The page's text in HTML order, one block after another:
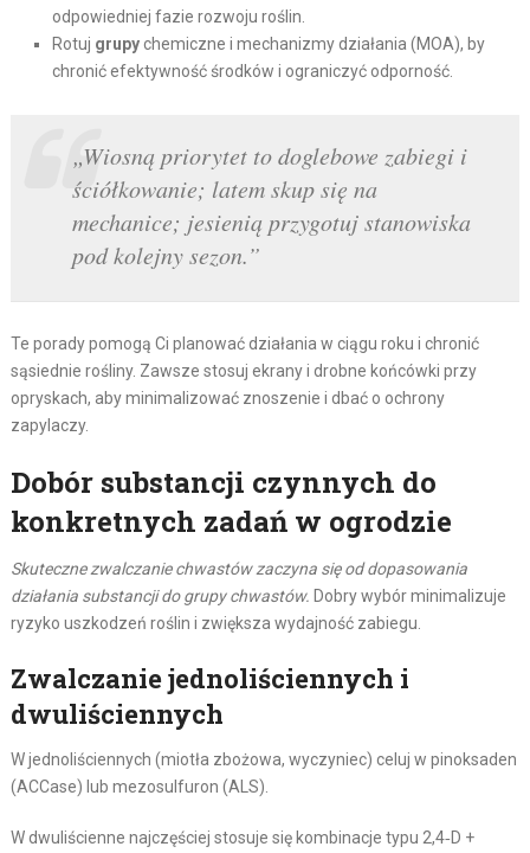
odpowiedniej fazie rozwoju roślin.
Rotuj grupychemiczne i mechanizmy działania (MOA), by
chronić efektywność środków i ograniczyć odporność.
„Wiosną priorytet to doglebowe zabiegi i
ściółkowanie; latem skup się na
mechanice; jesienią przygotuj stanowiska
pod kolejny sezon.”
Te porady pomogą Ci planować działania w ciągu roku i chronić
sąsiednie rośliny. Zawsze stosuj ekrany i drobne końcówki przy
opryskach, aby minimalizować znoszenie i dbać o ochrony
zapylaczy.
Dobór substancji czynnych do
konkretnych zadań w ogrodzie
Skuteczne zwalczanie chwastów zaczyna się od dopasowania
działania substancji do grupy chwastów. Dobry wybór minimalizuje
ryzyko uszkodzeń roślin i zwiększa wydajność zabiegu.
Zwalczanie jednoliściennych i
dwuliściennych
W jednoliściennych (miotła zbożowa, wyczyniec) celuj w pinoksaden
(ACCase) lub mezosulfuron (ALS).
W dwuliścienne najczęściej stosuje się kombinacje typu 2,4‑D +